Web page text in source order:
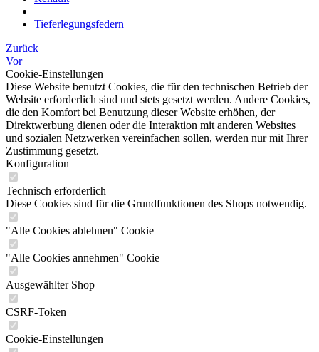
Tieferlegungsfedern
Zurück
Vor
Cookie-Einstellungen
Diese Website benutzt Cookies, die für den technischen Betrieb der
Website erforderlich sind und stets gesetzt werden. Andere Cookies,
die den Komfort bei Benutzung dieser Website erhöhen, der
Direktwerbung dienen oder die Interaktion mit anderen Websites
und sozialen Netzwerken vereinfachen sollen, werden nur mit Ihrer
Zustimmung gesetzt.
Konfiguration
Technisch erforderlich
Diese Cookies sind für die Grundfunktionen des Shops notwendig.
"Alle Cookies ablehnen" Cookie
"Alle Cookies annehmen" Cookie
Ausgewählter Shop
CSRF-Token
Cookie-Einstellungen